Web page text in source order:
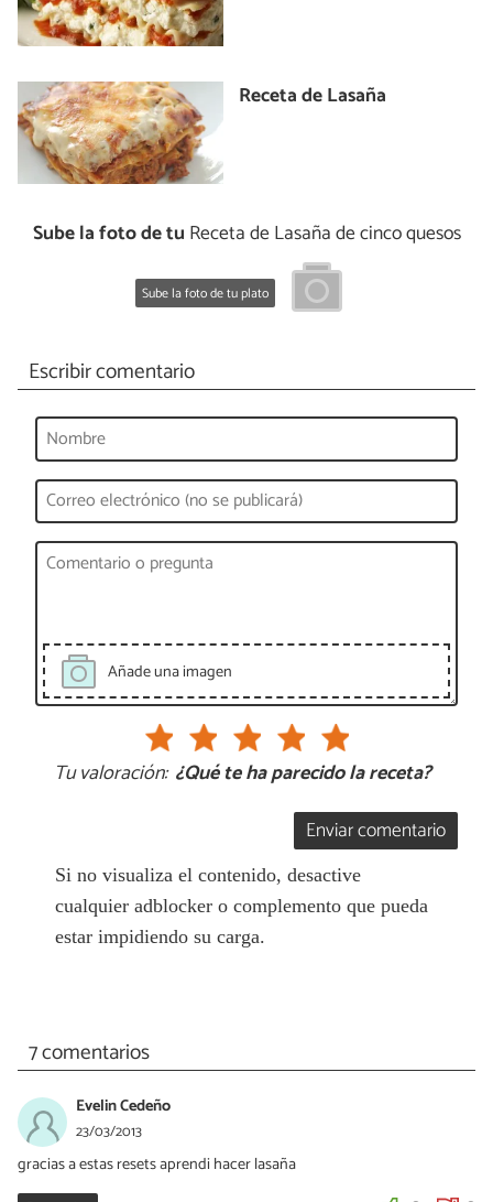
Receta de Lasaña
Sube la foto de tu Receta de Lasaña de cinco quesos
Sube la foto de tu plato
Escribir comentario
Añade una imagen
Tu valoración: ¿Qué te ha parecido la receta?
Enviar comentario
Si no visualiza el contenido, desactive
cualquier adblocker o complemento que pueda
estar impidiendo su carga.
7 comentarios
Evelin Cedeño
23/03/2013
gracias a estas resets aprendi hacer lasaña